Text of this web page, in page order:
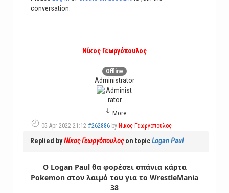
conversation.
Νίκος Γεωργόπουλος
Offline
Administrator
More
05 Apr 2022 21:12 #262886 by Νίκος Γεωργόπουλος
Replied byΝίκος Γεωργόπουλοςon topicLogan Paul
Ο Logan Paul θα φορέσει σπάνια κάρτα
Pokemon στον λαιμό του για το WrestleMania
38